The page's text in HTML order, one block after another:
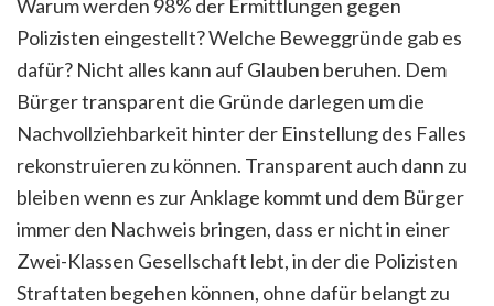
Warum werden 98% der Ermittlungen gegen
Polizisten eingestellt? Welche Beweggründe gab es
dafür? Nicht alles kann auf Glauben beruhen. Dem
Bürger transparent die Gründe darlegen um die
Nachvollziehbarkeit hinter der Einstellung des Falles
rekonstruieren zu können. Transparent auch dann zu
bleiben wenn es zur Anklage kommt und dem Bürger
immer den Nachweis bringen, dass er nicht in einer
Zwei-Klassen Gesellschaft lebt, in der die Polizisten
Straftaten begehen können, ohne dafür belangt zu